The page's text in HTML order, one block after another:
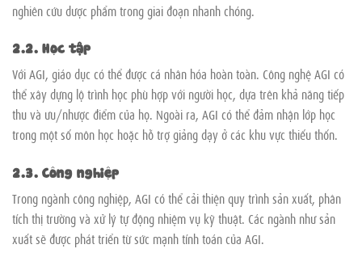
nghiên cứu dược phẩm trong giai đoạn nhanh chóng.
2.2. Học tập
Với AGI, giáo dục có thể được cá nhân hóa hoàn toàn. Công nghệ AGI có
thể xây dựng lộ trình học phù hợp với người học, dựa trên khả năng tiếp
thu và ưu/nhược điểm của họ. Ngoài ra, AGI có thể đảm nhận lớp học
trong một số môn học hoặc hỗ trợ giảng dạy ở các khu vực thiếu thốn.
2.3. Công nghiệp
Trong ngành công nghiệp, AGI có thể cải thiện quy trình sản xuất, phân
tích thị trường và xử lý tự động nhiệm vụ kỹ thuật. Các ngành như sản
xuất sẽ được phát triển từ sức mạnh tính toán của AGI.